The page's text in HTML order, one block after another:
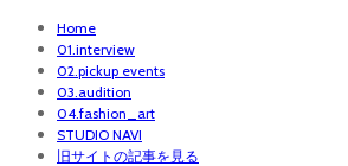
Home
01.interview
02.pickup events
03.audition
04.fashion_art
STUDIO NAVI
旧サイトの記事を見る